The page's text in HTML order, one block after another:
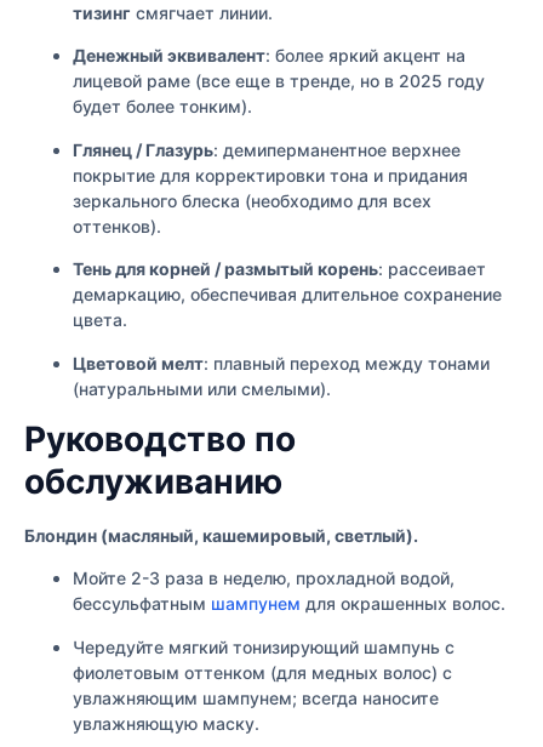
тизинг смягчает линии.
Денежный эквивалент: более яркий акцент на
лицевой раме (все еще в тренде, но в 2025 году
будет более тонким).
Глянец / Глазурь: демиперманентное верхнее
покрытие для корректировки тона и придания
зеркального блеска (необходимо для всех
оттенков).
Тень для корней / размытый корень: рассеивает
демаркацию, обеспечивая длительное сохранение
цвета.
Цветовой мелт: плавный переход между тонами
(натуральными или смелыми).
Руководство по
обслуживанию
Блондин (масляный, кашемировый, светлый).
Мойте 2-3 раза в неделю, прохладной водой,
бессульфатным шампунем для окрашенных волос.
Чередуйте мягкий тонизирующий шампунь с
фиолетовым оттенком (для медных волос) с
увлажняющим шампунем; всегда наносите
увлажняющую маску.